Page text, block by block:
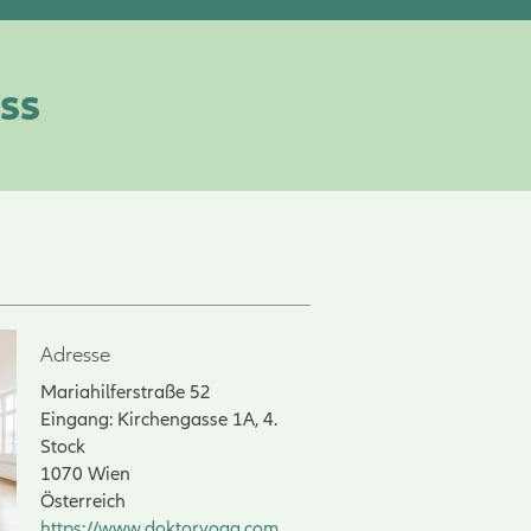
Adresse
Mariahilferstraße 52
Eingang: Kirchengasse 1A, 4.
Stock
1070 Wien
Österreich